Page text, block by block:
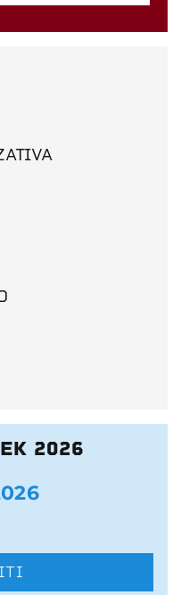
2026